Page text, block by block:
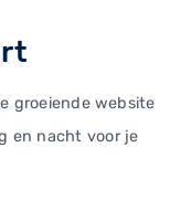
groeiende website
en nacht voor je